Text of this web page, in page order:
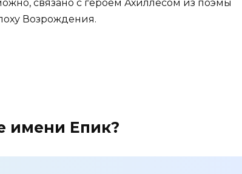
связано с героем Ахиллесом из поэмы
Возрождения.
имени Епик?